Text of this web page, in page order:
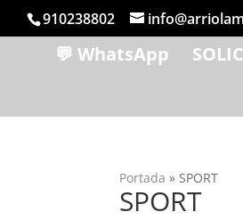
910238802
💬 WhatsApp
Portada »SPORT
SPORT